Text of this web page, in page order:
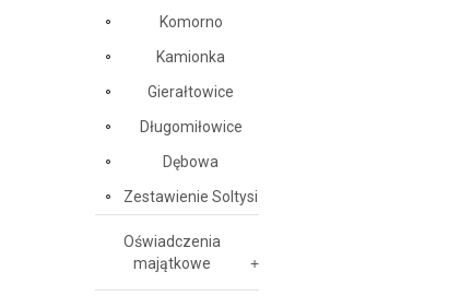
Komorno
Kamionka
Gierałtowice
Długomiłowice
Dębowa
Zestawienie Soltysi
Oświadczenia
majątkowe